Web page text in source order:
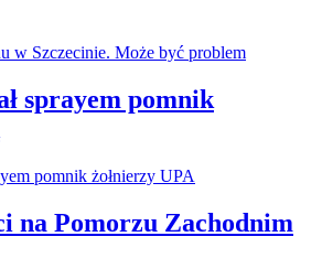
sprayem pomnik
na Pomorzu Zachodnim